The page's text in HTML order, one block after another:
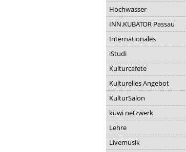
Hochwasser
INN.KUBATOR Passau
Internationales
iStudi
Kulturcafete
Kulturelles Angebot
KulturSalon
kuwi netzwerk
Lehre
Livemusik